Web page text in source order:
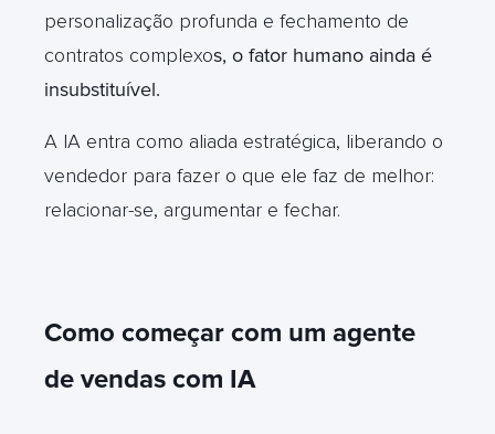
personalização profunda e fechamento de
contratos complexos, o fator humano ainda é
insubstituível.
A IA entra como aliada estratégica, liberando o
vendedor para fazer o que ele faz de melhor:
relacionar-se, argumentar e fechar.
Como começar com um agente
de vendas com IA